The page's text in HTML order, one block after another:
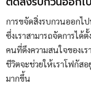
การขจัดสิ่งรบกวนออกไ
ซึ่งเราสามารถจัดการไ
คนที่ดึงความสนใจของเ
ชีวิตจะช่วยให้เราโฟกัส
มากขึ้น